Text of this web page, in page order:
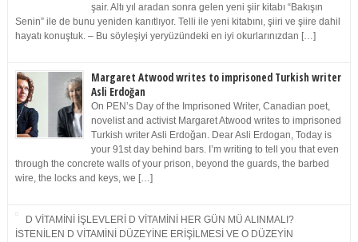
şair. Altı yıl aradan sonra gelen yeni şiir kitabı “Bakışın
Senin” ile de bunu yeniden kanıtlıyor. Telli ile yeni kitabını, şiiri ve şiire dahil
hayatı konuştuk. – Bu söyleşiyi yeryüzündeki en iyi okurlarınızdan […]
Margaret Atwood writes to imprisoned Turkish writer
Asli Erdoğan
On PEN’s Day of the Imprisoned Writer, Canadian poet,
novelist and activist Margaret Atwood writes to imprisoned
Turkish writer Asli Erdoğan. Dear Asli Erdogan, Today is
your 91st day behind bars. I’m writing to tell you that even
through the concrete walls of your prison, beyond the guards, the barbed
wire, the locks and keys, we […]
D VİTAMİNİ İŞLEVLERİ D VİTAMİNİ HER GÜN MÜ ALINMALI?
İSTENİLEN D VİTAMİNİ DÜZEYİNE ERİŞİLMESİ VE O DÜZEYİN